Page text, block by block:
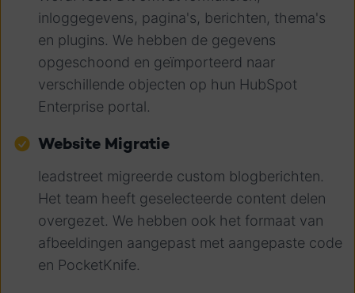
inloggegevens, pagina's, berichten, thema's
en plugins. We hebben de gegevens
opgeschoond en geïmporteerd naar
verschillende objecten op hun HubSpot
Enterprise portal.
Website Migratie
leadstreet migreerde custom blogberichten.
Het team heeft geselecteerde content delen
overgezet. We hebben ook het formaat van
afbeeldingen aangepast met aangepaste code
en PocketKnife.